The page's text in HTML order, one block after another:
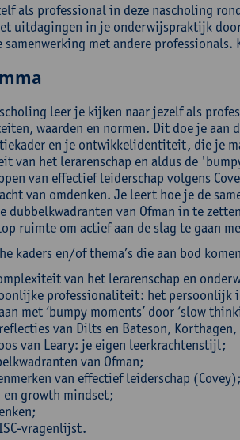
als professional in deze nascholing
uitdagingen in je onderwijspraktijk
samenwerking met andere
leer je kijken naar jezelf als
waarden en normen. Dit doe je
en je ontwikkelidentiteit, die je
van het lerarenschap en aldus de
van effectief leiderschap volgens
van omdenken. Je leert hoe je de
dubbelkwadranten van Ofman in te
ruimte om actief aan de slag te gaan
kaders en/of thema’s die aan bod
van het lerarenschap en
professionaliteit: het
met ‘bumpy moments’ door ‘slow
van Dilts en Bateson, Korthagen,
van Leary: je eigen leerkrachtenstijl;
van Ofman;
van effectief leiderschap (Covey);
en growth mindset;
vragenlijst.